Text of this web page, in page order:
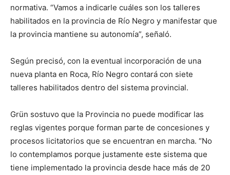
normativa. “Vamos a indicarle cuáles son los talleres
habilitados en la provincia de Río Negro y manifestar que
la provincia mantiene su autonomía”, señaló.
Según precisó, con la eventual incorporación de una
nueva planta en Roca, Río Negro contará con siete
talleres habilitados dentro del sistema provincial.
Grün sostuvo que la Provincia no puede modificar las
reglas vigentes porque forman parte de concesiones y
procesos licitatorios que se encuentran en marcha. “No
lo contemplamos porque justamente este sistema que
tiene implementado la provincia desde hace más de 20